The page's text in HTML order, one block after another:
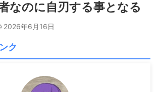
なのに自刃する事となる
2026年6月16日
ク